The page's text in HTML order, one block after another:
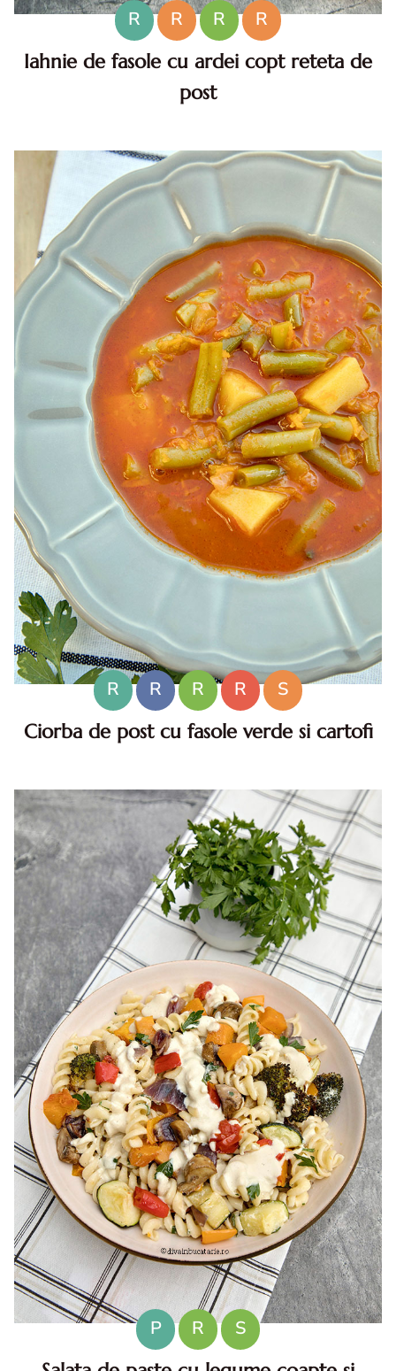
R R R
R
Iahnie de fasole cu ardei copt reteta de
post
R R R R
S
Ciorba de post cu fasole verde si cartofi
fasole verde, ciorba de post reteta. fasole
P R
S